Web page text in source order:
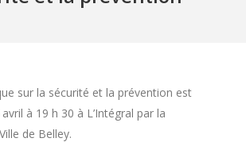
sur la sécurité et la prévention est
à 19 h 30 à L’Intégral par la
de Belley.